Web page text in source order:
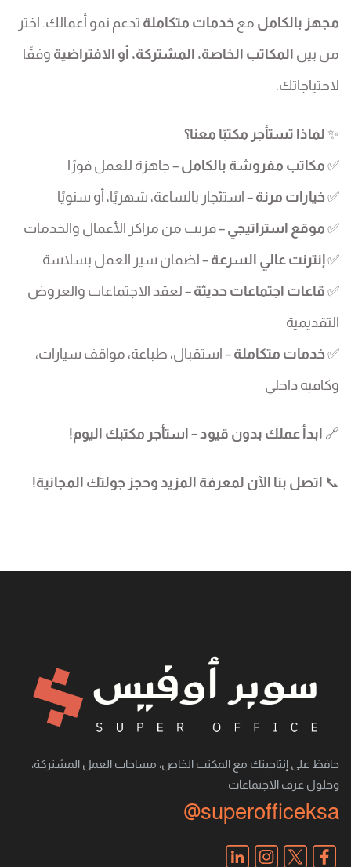
مجهز بالكامل مع خدمات متكاملة تدعم نمو أعمالك. اختر
من بين المكاتب الخاصة، المشتركة، أو الافتراضية وفقًا
لاحتياجاتك.
✨ لماذا تستأجر مكتبًا معنا؟
✅ مكاتب مفروشة بالكامل – جاهزة للعمل فورًا
✅خيارات مرنة – استئجار بالساعة، شهريًا، أو سنويًا
✅ موقع استراتيجي – قريب من مراكز الأعمال والخدمات
✅إنترنت عالي السرعة – لضمان سير العمل بسلاسة
✅ قاعات اجتماعات حديثة – لعقد الاجتماعات والعروض
التقديمية
✅خدمات متكاملة – استقبال، طباعة، مواقف سيارات،
وكافيه داخلي
🔗 ابدأ عملك بدون قيود – استأجر مكتبك اليوم!
📞 اتصل بنا الآن لمعرفة المزيد وحجز جولتك المجانية!
حافظ على إنتاجيتك مع المكتب الخاص، مساحات العمل المشتركة،
وحلول غرف الاجتماعات
@superofficeksa